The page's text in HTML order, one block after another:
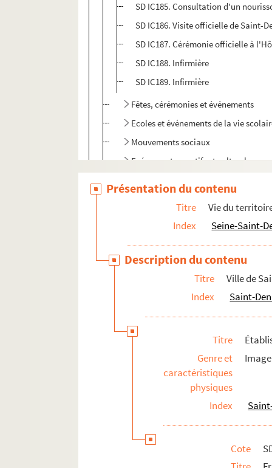
SD IC185. Consultation d'un
SD IC186. Visite officielle de Saint-
SD IC187. Cérémonie officielle à
SD IC188. Infirmière
SD IC189. Infirmière
Fêtes, cérémonies et événements
Ecoles et événements de la vie
Mouvements sociaux
Evénements sportifs et culturels
Incendies
Ville-monde
Présentation du contenu
Titre
Vie du
Index
Seine-Saint-
Description du contenu
Titre
Ville de
Index
Saint-
Titre
Genre et
caractéristiques
physiques
Index
Cote